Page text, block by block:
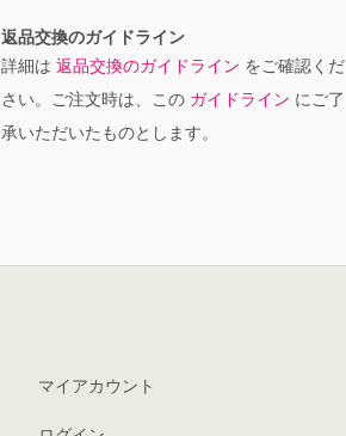
返品交換のガイドライン
詳細は 返品交換のガイドライン をご確認くだ
さい。ご注文時は、この ガイドライン にご了
承いただいたものとします。
マイアカウント